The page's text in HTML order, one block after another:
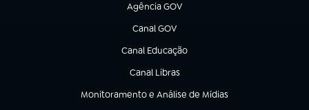
Agência GOV
(abre em nova aba)
Canal GOV
(abre em nova aba)
Canal Educação
(abre em nova aba)
Canal Libras
(abre em nova aba)
Monitoramento e Análise de Mídias
(abre em nova aba)